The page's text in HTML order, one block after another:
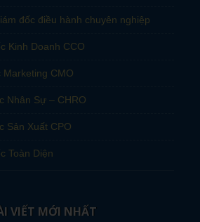
đốc điều hành chuyên nghiệp
Kinh Doanh CCO
Marketing CMO
Nhân Sự – CHRO
Sản Xuất CPO
Toàn Diện
VIẾT MỚI NHẤT